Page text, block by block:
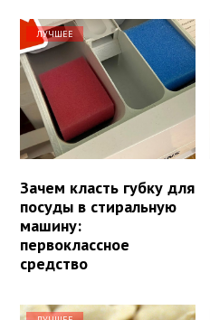
ЛУЧШЕЕ
Зачем класть губку для
посуды в стиральную
машину:
первоклассное
средство